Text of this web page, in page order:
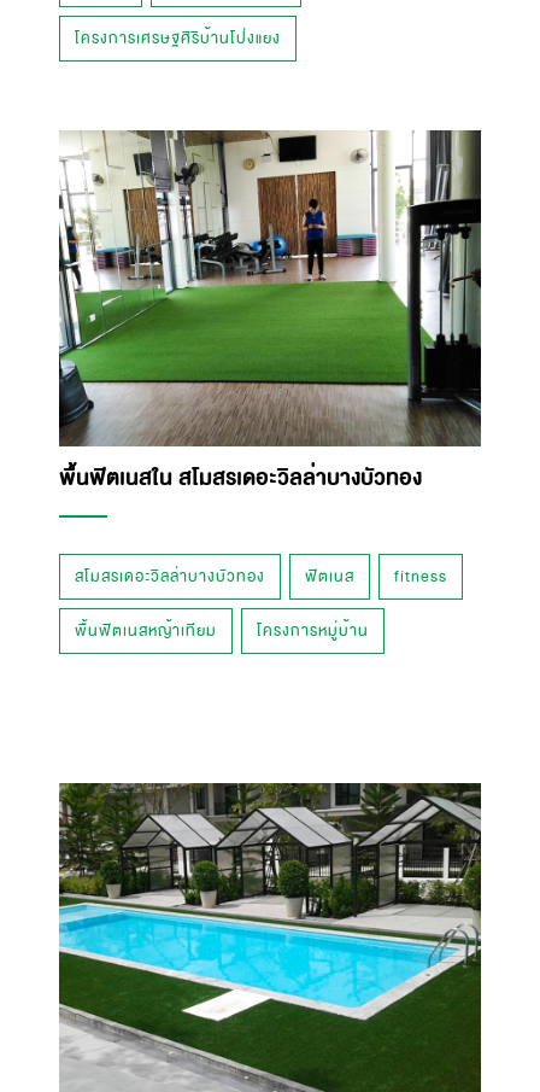
โครงการเศรษฐศิริบ้านโป่งแยง
พื้นฟิตเนสใน สโมสรเดอะวิลล่าบางบัวทอง
สโมสรเดอะวิลล่าบางบัวทอง ฟิตเนส fitness
พื้นฟิตเนสหญ้าเทียม โครงการหมู่บ้าน